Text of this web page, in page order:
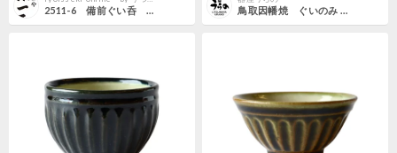
2511-6 備前ぐい呑 中村眞 鳥取因幡焼 ぐいのみ 茶色